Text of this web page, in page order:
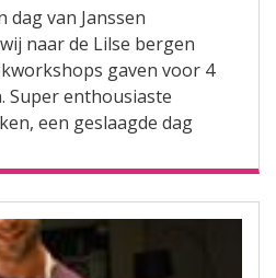
dag van Janssen
naar de Lilse bergen
gaven voor 4
Super enthousiaste
een geslaagde dag